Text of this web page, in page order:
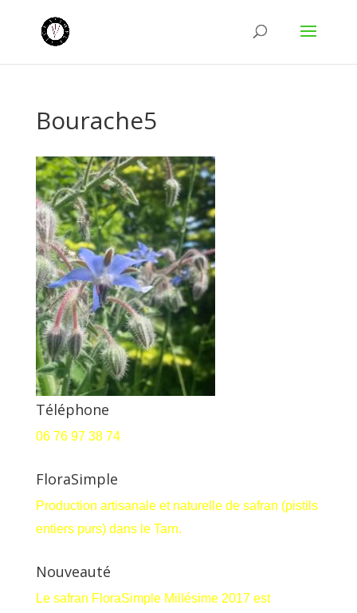
Bourache5
Téléphone
06 76 97 38 74
FloraSimple
Production artisanale et naturelle de safran (pistils
entiers purs) dans le Tarn.
Nouveauté
Le safran FloraSimple Millésime 2017 est